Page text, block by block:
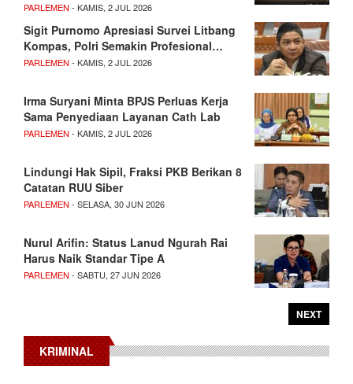
PARLEMEN - KAMIS, 2 JUL 2026
Sigit Purnomo Apresiasi Survei Litbang
Kompas, Polri Semakin Profesional…
PARLEMEN - KAMIS, 2 JUL 2026
Irma Suryani Minta BPJS Perluas Kerja
Sama Penyediaan Layanan Cath Lab
PARLEMEN - KAMIS, 2 JUL 2026
Lindungi Hak Sipil, Fraksi PKB Berikan 8
Catatan RUU Siber
PARLEMEN - SELASA, 30 JUN 2026
Nurul Arifin: Status Lanud Ngurah Rai
Harus Naik Standar Tipe A
PARLEMEN - SABTU, 27 JUN 2026
NEXT
KRIMINAL